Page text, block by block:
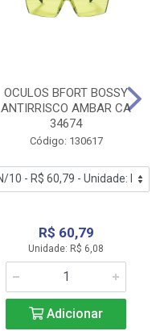
OCULOS BFORT BOSSY
ANTIRRISCO AMBAR CA
34674
Código: 130617
R$ 60,79
Unidade: R$ 6,08
Adicionar